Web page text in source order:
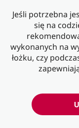
Jeśli potrzebna
się na
wykonanych na
łożku, czy